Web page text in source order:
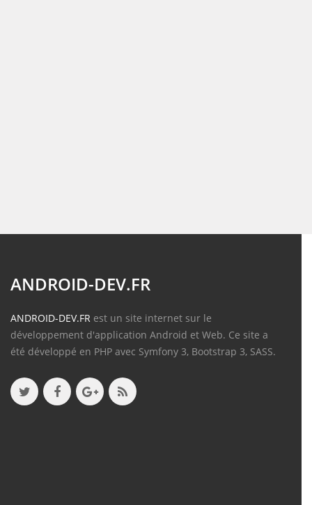
ANDROID-DEV.FR
ANDROID-DEV.FR est un site internet sur le
développement d'application Android et Web. Ce site a
été développé en PHP avec Symfony 3, Bootstrap 3, SASS.